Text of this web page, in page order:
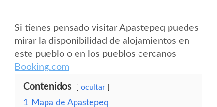
Si tienes pensado visitar Apastepeq puedes
mirar la disponibilidad de alojamientos en
este pueblo o en los pueblos cercanos
Booking.com
Contenidos ocultar
1
Mapa de Apastepeq